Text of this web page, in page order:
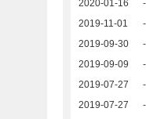
2020-01-16
-
2019-11-01
-
2019-09-30
-
2019-09-09
-
2019-07-27
-
2019-07-27
-